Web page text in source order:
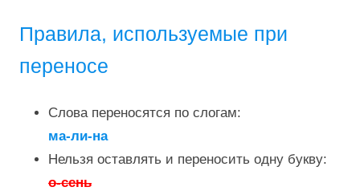
Правила, используемые при
переносе
Слова переносятся по слогам:
ма-ли-на
Нельзя оставлять и переносить одну букву:
о-сень